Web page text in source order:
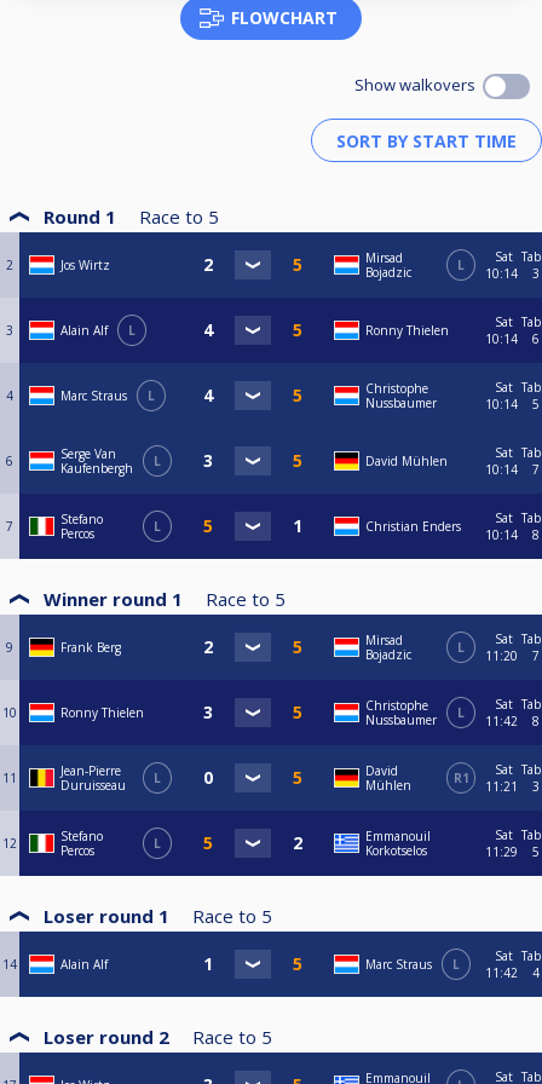
FLOWCHART
Show walkovers
Round 1 Race to 5
2 Jos Wirtz
Mirsad
Bojadzic
L
Sat
10:14
3
3 Alain Alf L Ronny Thielen
Sat
10:14
6
4 Marc Straus L
Christophe
Nussbaumer
Sat
10:14
5
6
Serge Van
Kaufenbergh
L David Mühlen
Sat
10:14
7
7
Stefano
Percos
L Christian Enders
Sat
10:14
8
Winner round 1 Race to 5
9 Frank Berg
Mirsad
Bojadzic
L
Sat
11:20
7
10 Ronny Thielen
Christophe
Nussbaumer
L
Sat
11:42
8
11
Jean-Pierre
Duruisseau
L
David
Mühlen
R1
Sat
11:21
3
12
Stefano
Percos
L
Emmanouil
Korkotselos
Sat
11:29
5
Loser round 1 Race to 5
14 Alain Alf Marc Straus L
Sat
11:42
4
Loser round 2 Race to 5
Emmanouil
Sat